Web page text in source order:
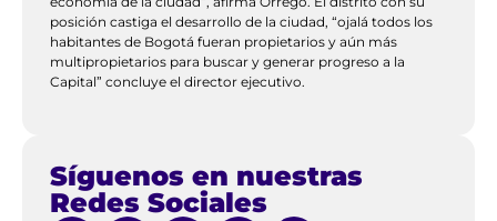
posición castiga el desarrollo de la ciudad, “ojalá todos los
habitantes de Bogotá fueran propietarios y aún más
multipropietarios para buscar y generar progreso a la
Capital” concluye el director ejecutivo.
Síguenos en nuestras
Redes Sociales